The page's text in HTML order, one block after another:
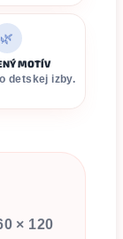
🌿
MOTÍV
detskej izby.
× 120